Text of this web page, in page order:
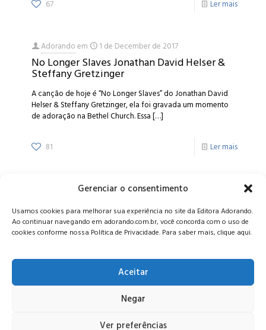
Gerenciar o consentimento
Usamos cookies para melhorar sua experiência no site da Editora Adorando.
Ao continuar navegando em adorando.com.br, você concorda com o uso de
cookies conforme nossa Política de Privacidade. Para saber mais, clique aqui.
Aceitar
Negar
Ver preferências
67 Ler mais
Adorandoem 1 de December de 2017
No Longer Slaves Jonathan David Helser &
Steffany Gretzinger
A canção de hoje é “No Longer Slaves” do Jonathan David
Helser & Steffany Gretzinger, ela foi gravada um momento
de adoração na Bethel Church. Essa[…]
81 Ler mais
Alameda Oscar Niemeyer, 1033 – 7º Andar - Portaria 04, Vila da
Serra - Nova Lima/MG, CEP: 34006-065 - MG
CONTATO:editora@adorando.com.br
Consulte nossapolítica de privacidade